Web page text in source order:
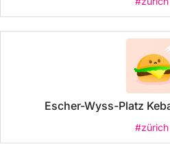
Escher-Wyss-Platz
#zürich